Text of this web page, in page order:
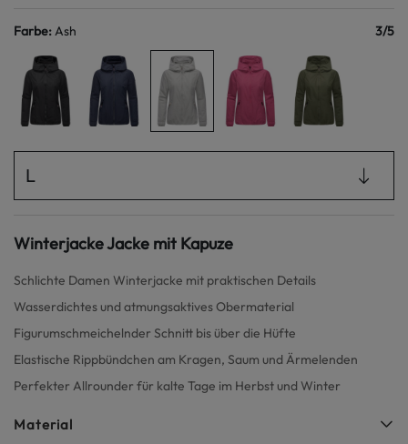
Farbe:Ash 3/5
L
Winterjacke Jacke mit Kapuze
Schlichte Damen Winterjacke mit praktischen Details
Wasserdichtes und atmungsaktives Obermaterial
Figurumschmeichelnder Schnitt bis über die Hüfte
Elastische Rippbündchen am Kragen, Saum und Ärmelenden
Perfekter Allrounder für kalte Tage im Herbst und Winter
Material